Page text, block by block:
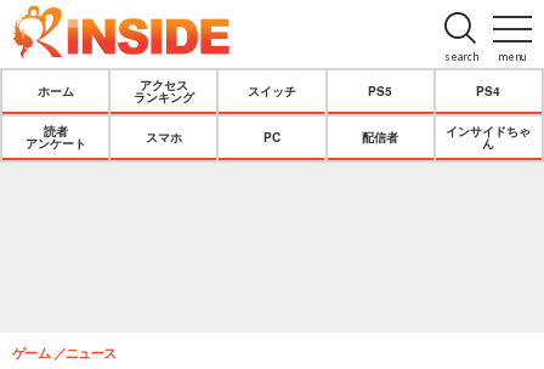
menu
search
ホーム
アクセス
ランキング
スイッチ PS5 PS4
読者
アンケート
スマホ PC 配信者
インサイドちゃ
ん
ゲーム ニュース